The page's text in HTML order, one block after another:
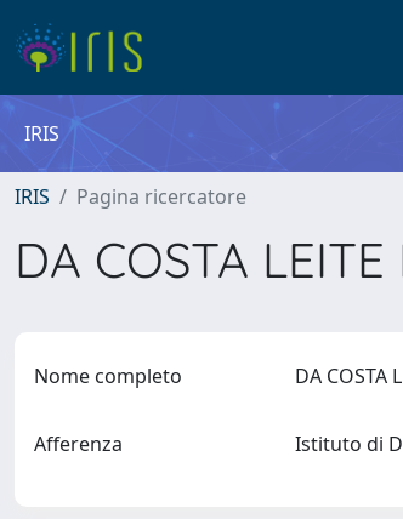
IRIS
IRIS Pagina ricercatore
DA COSTA
Nome completo DA COSTA
Afferenza Istituto di